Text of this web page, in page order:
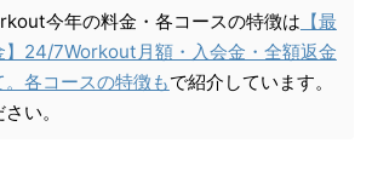
今年の料金・各コースの特徴は 【最
】24/7Workout月額・入会金・全額返金
。各コースの特徴もで紹介しています。
い。